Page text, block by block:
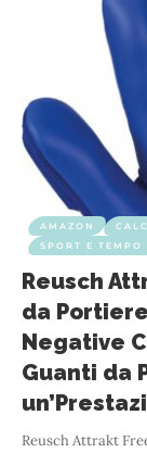
AMAZON
SPORT E TEMPO
Reusch
da
Negative
Guanti da
Reusch Attrakt